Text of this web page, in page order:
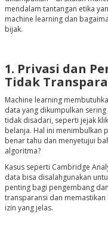
mendalam tantangan etika
machine learning dan
bijak.
1. Privasi dan
Tidak
Machine learning
data yang dikumpulkan
tidak disadari, seperti jejak
belanja. Hal ini menimbulkan
benar tahu dan menyetujui
algoritma?
Kasus seperti Cambridge
data bisa disalahgunakan
penting bagi pengembang
transparansi dan
izin yang jelas.